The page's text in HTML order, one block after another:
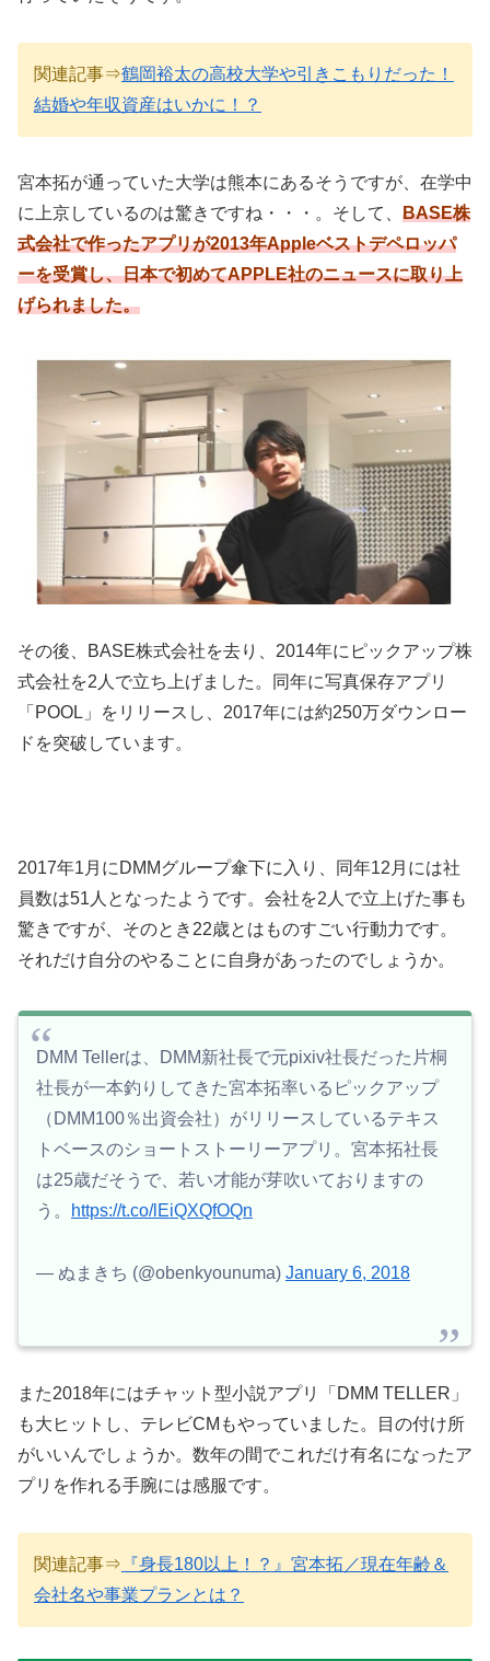
関連記事⇒鶴岡裕太の高校大学や引きこもりだった！
結婚や年収資産はいかに！？
宮本拓が通っていた大学は熊本にあるそうですが、在学中
に上京しているのは驚きですね・・・。そして、 BASE株
式会社で作ったアプリが2013年Appleベストデペロッパ
ーを受賞し、日本で初めてAPPLE社のニュースに取り上
げられました。
その後、BASE株式会社を去り、2014年にピックアップ株
式会社を2人で立ち上げました。同年に写真保存アプリ
「POOL」をリリースし、2017年には約250万ダウンロー
ドを突破しています。
2017年1月にDMMグループ傘下に入り、同年12月には社
員数は51人となったようです。会社を2人で立上げた事も
驚きですが、そのとき22歳とはものすごい行動力です。
それだけ自分のやることに自身があったのでしょうか。
DMM Tellerは、DMM新社長で元pixiv社長だった片桐
社長が一本釣りしてきた宮本拓率いるピックアップ
（DMM100％出資会社）がリリースしているテキス
トベースのショートストーリーアプリ。宮本拓社長
は25歳だそうで、若い才能が芽吹いておりますの
う。
https://t.co/lEiQXQfOQn
— ぬまきち (@obenkyounuma) January 6, 2018
また2018年にはチャット型小説アプリ「DMM TELLER」
も大ヒットし、テレビCMもやっていました。目の付け所
がいいんでしょうか。数年の間でこれだけ有名になったア
プリを作れる手腕には感服です。
関連記事⇒ 『身長180以上！？』宮本拓／現在年齢＆
会社名や事業プランとは？